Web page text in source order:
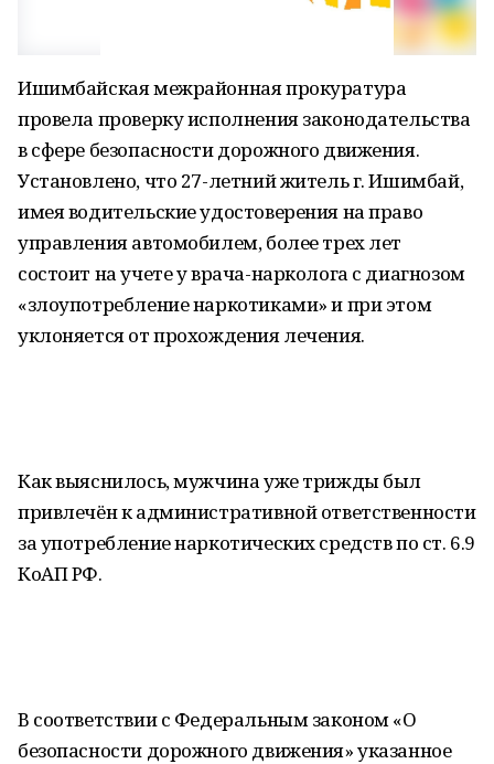
Ишимбайская межрайонная прокуратура
провела проверку исполнения законодательства
в сфере безопасности дорожного движения.
Установлено, что 27-летний житель г. Ишимбай,
имея водительские удостоверения на право
управления автомобилем, более трех лет
состоит на учете у врача-нарколога с диагнозом
«злоупотребление наркотиками» и при этом
уклоняется от прохождения лечения.
Как выяснилось, мужчина уже трижды был
привлечён к административной ответственности
за употребление наркотических средств по ст. 6.9
КоАП РФ.
В соответствии с Федеральным законом «О
безопасности дорожного движения» указанное